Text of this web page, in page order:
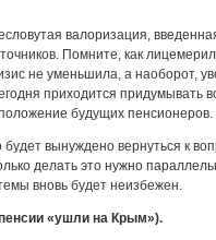
валоризация,
Помните, как
не уменьшила, а наоборот,
приходится придумывать
будущих пенсионеров.
вынуждено вернуться к
делать это нужно
вновь будет неизбежен.
«ушли на Крым»).